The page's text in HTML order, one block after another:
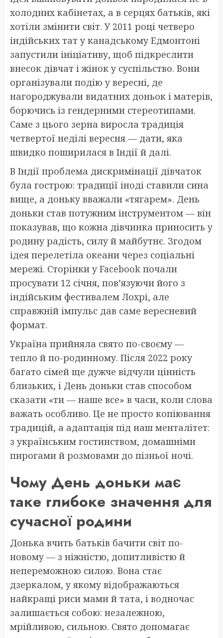
холодних кабінетах, а в серцях батьків, які
хотіли змінити світ. У 2011 році четверо
індійських тат у канадському Едмонтоні
запустили ініціативу, щоб підкреслити
внесок дівчат і жінок у суспільство. Вони
організували подію у вересні, де
нагороджували видатних доньок і матерів,
борючись із гендерними стереотипами.
Саме з цього зерна виросла традиція
четвертої неділі вересня — дати, яка
швидко поширилася в Індії й далі.
В Індії проблема дискримінації дівчаток
була гострою: традиції іноді ставили сина
вище, а доньку вважали «тягарем». День
доньки став потужним інструментом — він
показував, що кожна дівчинка приносить у
родину радість, силу й майбутнє. Згодом
ідея перелетіла океани через соціальні
мережі. Сторінки у Facebook почали
просувати 12 січня, пов’язуючи його з
індійським фестивалем Лохрі, але
справжній імпульс дав саме вересневий
формат.
Україна прийняла свято по-своєму —
тепло й по-родинному. Після 2022 року
багато сімей ще дужче відчули цінність
близьких, і День доньки став способом
сказати «ти — наше все» в часи, коли слова
важать особливо. Це не просто копіювання
традицій, а адаптація під наш менталітет:
з українським гостинством, домашніми
пирогами й розмовами до пізньої ночі.
Чому День доньки має
таке глибоке значення для
сучасної родини
Донька вчить батьків бачити світ по-
новому — з ніжністю, допитливістю й
непереможною силою. Вона стає
дзеркалом, у якому відображаються
найкращі риси мами й тата, і водночас
залишається собою: незалежною,
мрійливою, сильною. Свято допомагає